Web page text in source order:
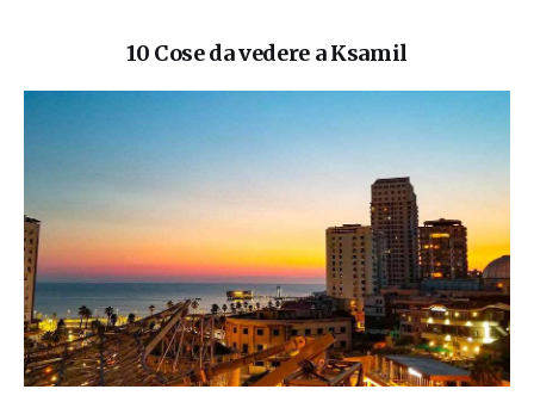
10 Cose da vedere a Ksamil